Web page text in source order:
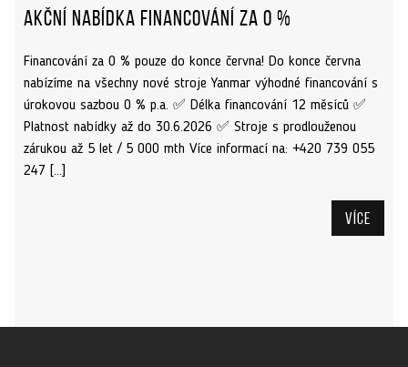
Akční nabídka financování za 0 %
Financování za 0 % pouze do konce června! Do konce června
nabízíme na všechny nové stroje Yanmar výhodné financování s
úrokovou sazbou 0 % p.a. ✅ Délka financování 12 měsíců ✅
Platnost nabídky až do 30.6.2026 ✅ Stroje s prodlouženou
zárukou až 5 let / 5 000 mth Více informací na: +420 739 055
247 […]
Více